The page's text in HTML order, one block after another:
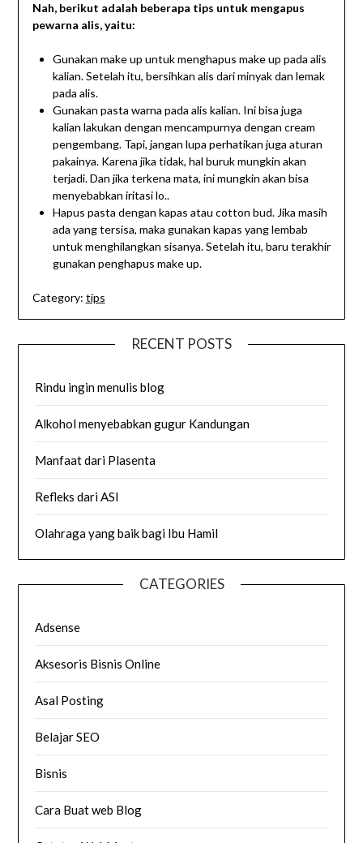
Nah, berikut adalah beberapa tips untuk mengapus
pewarna alis, yaitu:
Gunakan make up untuk menghapus make up pada alis
kalian. Setelah itu, bersihkan alis dari minyak dan lemak
pada alis.
Gunakan pasta warna pada alis kalian. Ini bisa juga
kalian lakukan dengan mencampurnya dengan cream
pengembang. Tapi, jangan lupa perhatikan juga aturan
pakainya. Karena jika tidak, hal buruk mungkin akan
terjadi. Dan jika terkena mata, ini mungkin akan bisa
menyebabkan iritasi lo..
Hapus pasta dengan kapas atau cotton bud. Jika masih
ada yang tersisa, maka gunakan kapas yang lembab
untuk menghilangkan sisanya. Setelah itu, baru terakhir
gunakan penghapus make up.
Category: tips
RECENT POSTS
Rindu ingin menulis blog
Alkohol menyebabkan gugur Kandungan
Manfaat dari Plasenta
Refleks dari ASI
Olahraga yang baik bagi Ibu Hamil
CATEGORIES
Adsense
Aksesoris Bisnis Online
Asal Posting
Belajar SEO
Bisnis
Cara Buat web Blog